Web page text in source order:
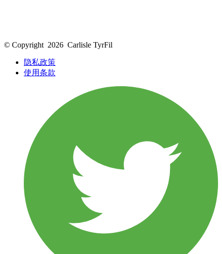
© Copyright 2026 Carlisle TyrFil
隐私政策
使用条款